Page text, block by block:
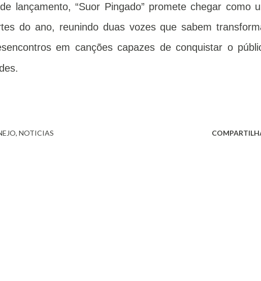
lançamento, “Suor Pingado” promete chegar como
do ano, reunindo duas vozes que sabem
em canções capazes de conquistar o
NOTICIAS